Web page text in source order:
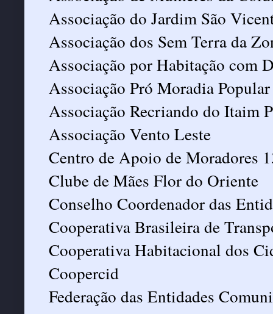
Associação do Jardim São
Associação dos Sem Terra da
Associação por Habitação com
Associação Pró Moradia
Associação Recriando do Itaim
Associação Vento Leste
Centro de Apoio de Moradores
Clube de Mães Flor do Oriente
Conselho Coordenador das
Cooperativa Brasileira de
Cooperativa Habitacional dos
Coopercid
Federação das Entidades